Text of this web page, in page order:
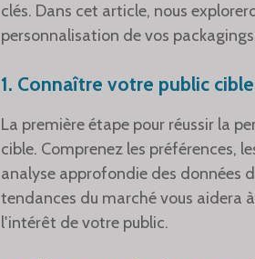
clés. Dans cet article, nous
personnalisation de vos
1. Connaître votre public cible
La première étape pour réussir la
cible. Comprenez les préférences,
analyse approfondie des données
tendances du marché vous aidera
l'intérêt de votre public.